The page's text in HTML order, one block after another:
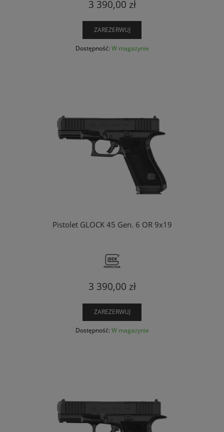
3 390,00 zł
ZAREZERWUJ
Dostępność: W magazynie
Pistolet GLOCK 45 Gen. 6 OR 9x19
3 390,00 zł
ZAREZERWUJ
Dostępność: W magazynie